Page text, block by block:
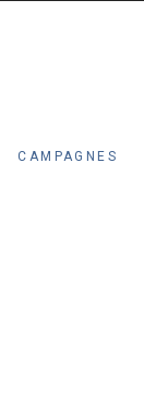
CAMPAGNES